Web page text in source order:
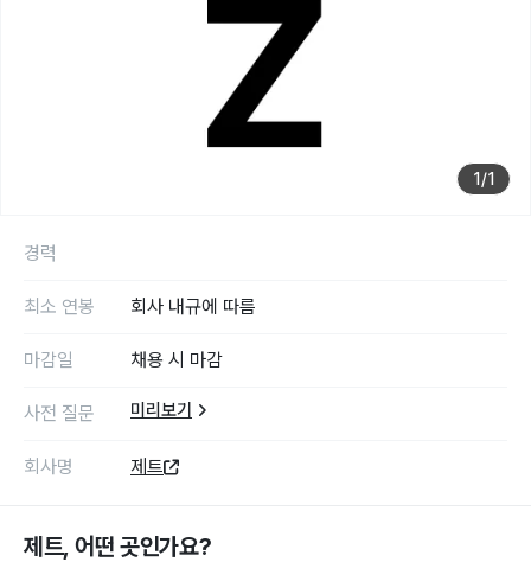
1 /1
제트, 어떤 곳인가요?
경력
최소 연봉 회사 내규에 따름
마감일 채용 시 마감
사전 질문 미리보기
회사명 제트